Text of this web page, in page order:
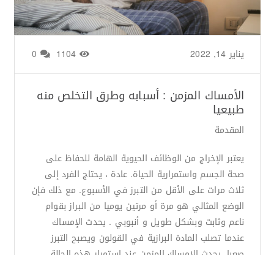
من طرف يناير 14, 2022
الأمساك المزمن : أسبابه وطرق التخلص منه
طبيعيا
المقدمة
يعتبر الإخراج من الوظائف الحيوية الهامة للحفاظ على
صحة الجسم واستمرارية الحياة. عادة ، يحتاج الفرد إلى
ثلاث مرات على الأقل من التبرز في الأسبوع. مع ذلك فإن
الوضع المثالي هو مرة أو مرتين يوميا من البراز بقوام
ناعم وثابت وبشكل طويل و أنبوبي . يحدث الإمساك
عندما تصلب المادة البرازية في القولون ويصبح التبرز